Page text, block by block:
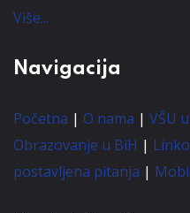
Više...
Navigacija
Početna | O nama | VŠU
Obrazovanje u BiH |
postavljena pitanja |